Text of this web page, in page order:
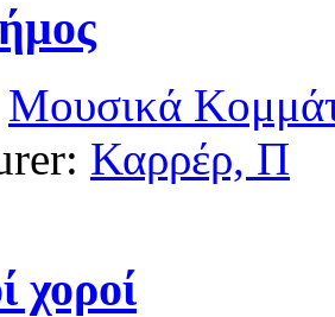
Μουσικά
Καρρέρ, Π
χοροί